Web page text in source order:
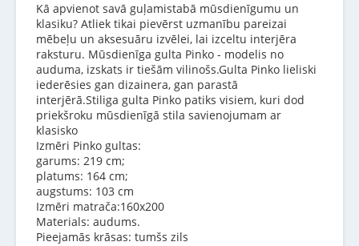
Kā apvienot savā guļamistabā mūsdienīgumu un
klasiku? Atliek tikai pievērst uzmanību pareizai
mēbeļu un aksesuāru izvēlei, lai izceltu interjēra
raksturu. Mūsdienīga gulta Pinko - modelis no
auduma, izskats ir tiešām vilinošs.Gulta Pinko lieliski
iederēsies gan dizainera, gan parastā
interjērā.Stiliga gulta Pinko patiks visiem, kuri dod
priekšroku mūsdienīgā stila savienojumam ar
klasisko
Izmēri Pinko gultas:
garums: 219 cm;
platums: 164 cm;
augstums: 103 cm
Izmēri matrača:160x200
Materials: audums.
Pieejamās krāsas: tumšs zils